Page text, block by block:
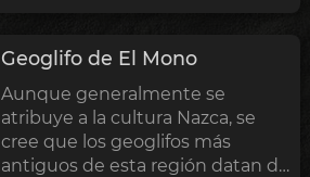
Geoglifo de El Mono
Aunque generalmente se
atribuye a la cultura Nazca, se
cree que los geoglifos más
antiguos de esta región datan de